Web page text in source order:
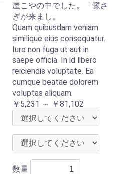
屋こやの中でした。「鷺さ
ぎが来まし。
Quam quibusdam veniam
similique eius consequatur.
Iure non fuga ut aut in
saepe officia. In id libero
reiciendis voluptate. Ea
cumque beatae dolorem
voluptas aliquam.
￥5,231 ～ ￥81,102
数量